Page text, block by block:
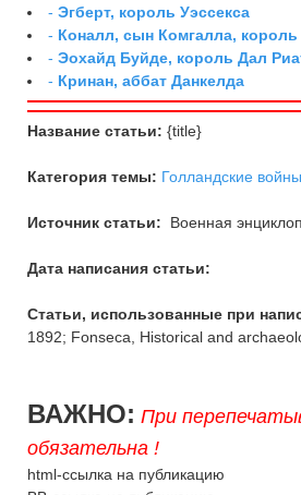
-Эгберт, король Уэссекса
- Коналл, сын Комгалла,
-Эохайд Буйде, король Дал
- Кринан, аббат Данкелда
Название статьи: {title}
Категория темы: Голландские войны
Источник статьи: Военная
Дата написания статьи:
Статьи, использованные при
1892; Fonseca, Historical and
ВАЖНО: При
обязательна !
html-ссылка на публикацию